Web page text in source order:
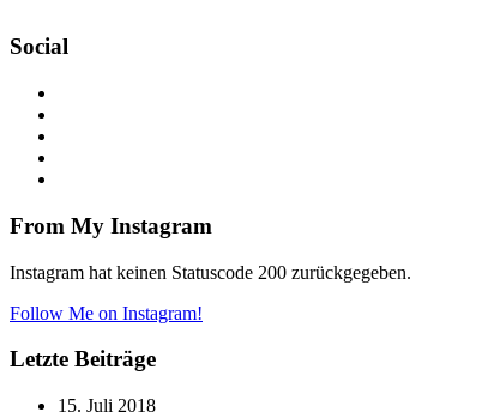
Social
From My Instagram
Instagram hat keinen Statuscode 200 zurückgegeben.
Follow Me on Instagram!
Letzte Beiträge
15. Juli 2018